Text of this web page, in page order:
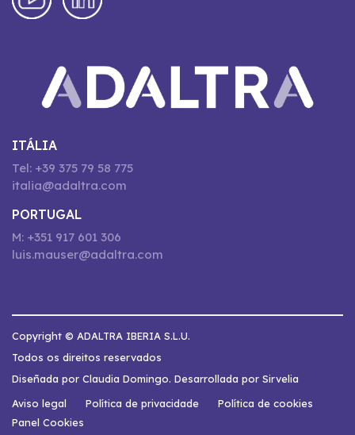
ITÁLIA
Tel: +39 375 79 58 775
italia@adaltra.com
PORTUGAL
M: +351 917 601 306
luis.mauser@adaltra.com
Copyright © ADALTRA IBERIA S.L.U.
Todos os direitos reservados
Diseñada por Claudia Domingo. Desarrollada por Sirvelia
Aviso legal
Política de privacidade
Política de cookies
Panel Cookies